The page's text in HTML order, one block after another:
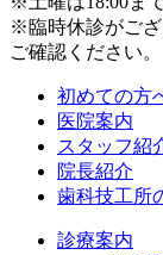
※臨時休診がご
ご確認ください。
初めての方
医院案内
スタッフ紹
院長紹介
歯科技工所
診療案内